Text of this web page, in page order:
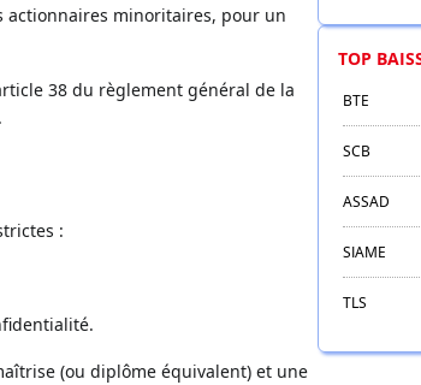
minoritaires, pour un
38 du règlement général de la
:
(ou diplôme équivalent) et une
TOP
BTE
SCB
ASSAD
SIAME
TLS